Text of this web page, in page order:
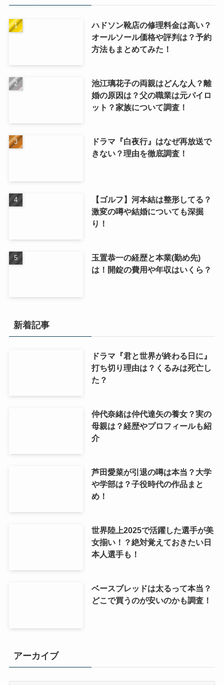
ハドソン靴店の修理料金は高い？
オールソール価格や評判は？予約
方法もまとめてみた！
池江璃花子の両親はどんな人？離
婚の原因は？父の職業は元パイロ
ット？家族について調査！
ドラマ『白夜行』はなぜ再放送で
きない？理由を徹底調査！
【ゴルフ】河本結は整形してる？
激変の噂や結婚についても深掘
り！
玉置恭一の経歴と本業(勤め先)
は！開錠の費用や年収はいくら？
新着記事
ドラマ『君と世界が終わる日に』
打ち切り理由は？くるみは死亡し
た？
仲代奈緒は仲代達矢の養女？実の
母親は？経歴やプロフィールも紹
介
芦田愛菜が引退の噂は本当？大学
や学部は？子役時代の作品まと
め！
世界陸上2025で活躍した選手が美
女揃い！？絶対覚えておきたい日
本人選手も！
ベースブレッドは太るって本当？
どこで買うのが安いのかも調査！
アーカイブ